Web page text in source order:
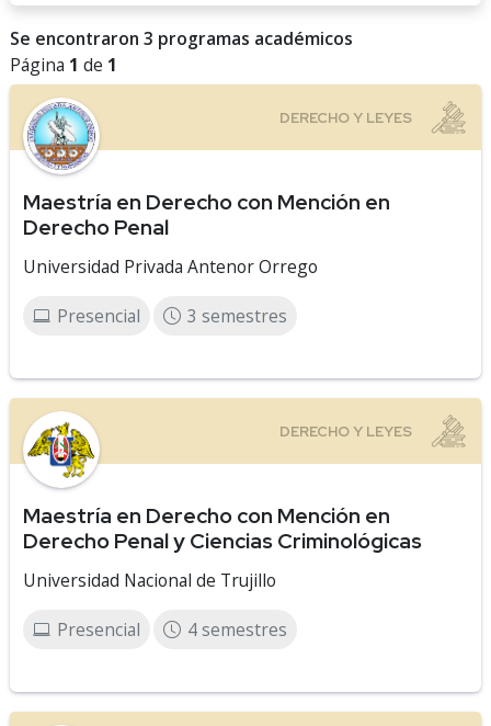
Se encontraron 3 programas académicos
Página 1 de 1
Maestría en Derecho con Mención en
Derecho Penal
Universidad Privada Antenor Orrego
Presencial 3 semestres
Maestría en Derecho con Mención en
Derecho Penal y Ciencias Criminológicas
Universidad Nacional de Trujillo
Presencial 4 semestres